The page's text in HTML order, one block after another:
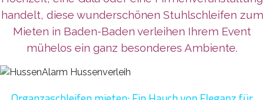
handelt, diese wunderschönen Stuhlschleifen zum
Mieten in Baden-Baden verleihen Ihrem Event
mühelos ein ganz besonderes Ambiente.